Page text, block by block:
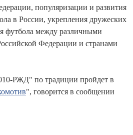
популяризации и развития
в России, укрепления дружеских
футбола между различными
Федерации и странами
РЖД" по традиции пройдет в
", говорится в сообщении